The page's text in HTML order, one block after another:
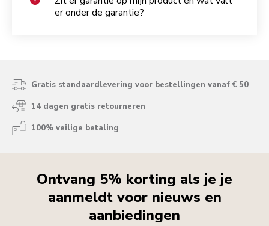
er onder de garantie?
Gratis standaardlevering voor bestellingen vanaf € 50
14 dagen gratis retourneren
100% veilige betaling
Ontvang 5% korting als je je
aanmeldt voor nieuws en
aanbiedingen